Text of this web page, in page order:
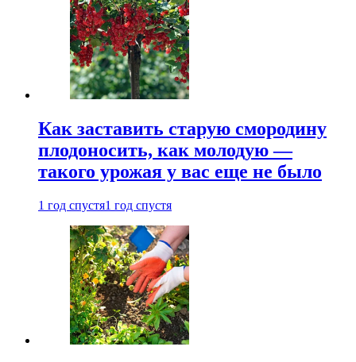
Как заставить старую смородину
плодоносить, как молодую —
такого урожая у вас еще не было
1 год спустя1 год спустя